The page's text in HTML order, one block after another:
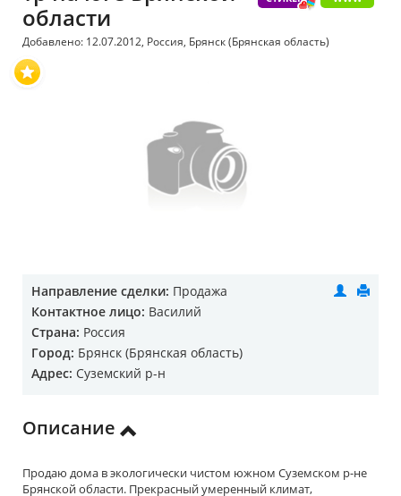
области
Добавлено: 12.07.2012, Россия, Брянск (Брянская область)
Направление сделки: Продажа
Контактное лицо: Василий
Страна: Россия
Город: Брянск (Брянская область)
Адрес: Суземский р-н
Описание
Продаю дома в экологически чистом южном Суземском р-не
Брянской области. Прекрасный умеренный климат,